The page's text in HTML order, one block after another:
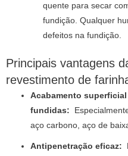
quente para secar
fundição. Qualquer
defeitos na fundição.
Principais vantagens
revestimento de
Acabamento
fundidas:
aço carbono, aço de
Antipenetração eficaz: